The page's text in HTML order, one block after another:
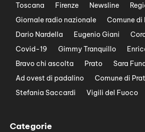
Toscana Firenze Newsline
Giornale radio nazionale
Comune di
Dario Nardella
Eugenio Giani
Covid-19
Gimmy Tranquillo
Bravo chi ascolta
Prato Sara
Ad ovest di padalino
Comune di
Stefania Saccardi
Vigili del Fuoco
Categorie